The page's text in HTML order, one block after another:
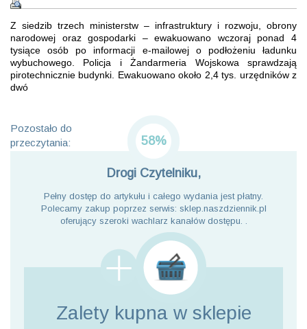
Z siedzib trzech ministerstw – infrastruktury i rozwoju, obrony
narodowej oraz gospodarki – ewakuowano wczoraj ponad 4
tysiące osób po informacji e-mailowej o podłożeniu ładunku
wybuchowego. Policja i Żandarmeria Wojskowa sprawdzają
pirotechnicznie budynki. Ewakuowano około 2,4 tys. urzędników z
dwó
Pozostało do
przeczytania:
58%
Drogi Czytelniku,
Pełny dostęp do artykułu i całego wydania jest płatny.
Polecamy zakup poprzez serwis: sklep.naszdziennik.pl
oferujący szeroki wachlarz kanałów dostępu. .
Zalety kupna w sklepie